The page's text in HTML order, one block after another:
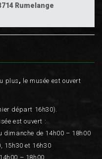
Rumelange
plus , le musée est ouvert
départ 16h30).
est ouvert :
dimanche de 14h00 – 18h00
15h30 et 16h30
– 18h00